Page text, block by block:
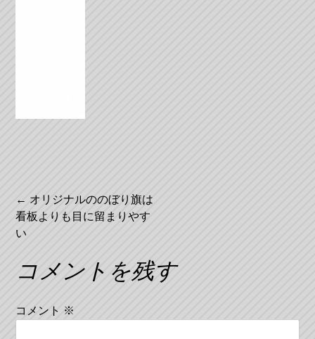
投
稿
ビ
ゲ
ー
← オリジナルののぼり旗は
看板よりも目に留まりやす
い
コメントを残す
コメント ※